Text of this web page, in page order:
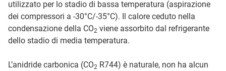
utilizzato per lo stadio di bassa temperatura (aspirazione
dei compressori a -30°C/-35°C). Il calore ceduto nella
condensazione della CO2 viene assorbito dal refrigerante
dello stadio di media temperatura.
L’anidride carbonica (CO2 R744) è naturale, non ha alcun